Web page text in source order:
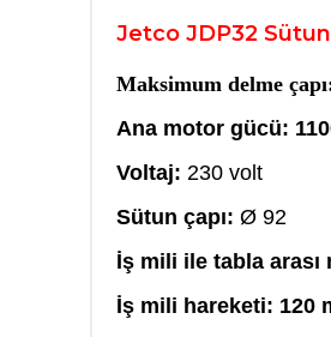
Jetco JDP32
Maksimum delme
Ana motor gücü: 110
Voltaj: 230 volt
Sütun çapı: Ø 92
İş mili ile tabla arası
İş mili hareketi: 120